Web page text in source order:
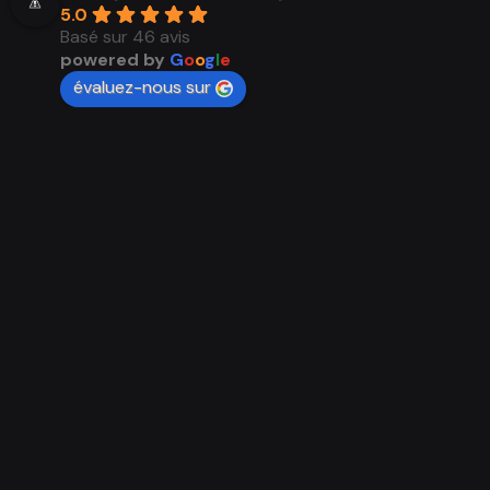
5.0
Basé sur 46 avis
powered by Google
évaluez-nous sur